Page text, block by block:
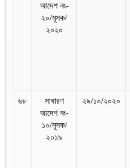
আদেশ নং-
২০/মূসক/
২০২০
৬৮
সাধারণ
আদেশ নং-
১০/মূসক/
২০১৯
২৯/১০/২০২০